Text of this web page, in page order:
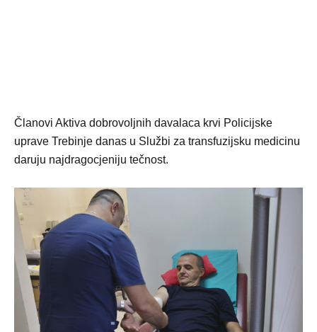
Članovi Aktiva dobrovoljnih davalaca krvi Policijske
uprave Trebinje danas u Službi za transfuzijsku medicinu
daruju najdragocjeniju tečnost.